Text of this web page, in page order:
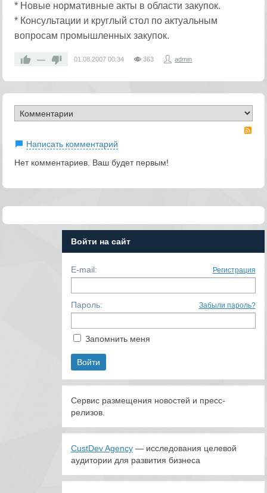
* Новые нормативные акты в области закупок.
* Консультации и круглый стол по актуальным
вопросам промышленных закупок.
— 01.08.2007 00:34 363 admin
Написать комментарий
Нет комментариев. Ваш будет первым!
Войти на сайт
E-mail: Регистрация
Пароль: Забыли пароль?
Запомнить меня
Сервис размещения новостей и пресс-
релизов.
CustDev Agency— исследования целевой
аудитории для развития бизнеса